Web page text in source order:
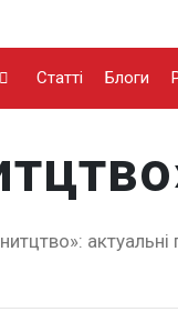
Статті Блоги